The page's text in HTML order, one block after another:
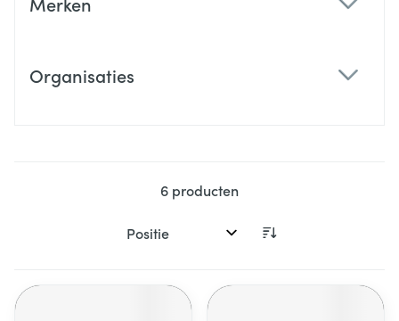
Organisaties
6 producten
Sorteer op: